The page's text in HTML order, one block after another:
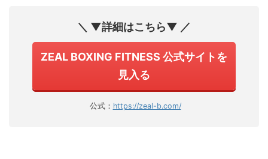
＼ ▼詳細はこちら▼ ／
ZEAL BOXING FITNESS 公式サイトを
見入る
公式： https://zeal-b.com/